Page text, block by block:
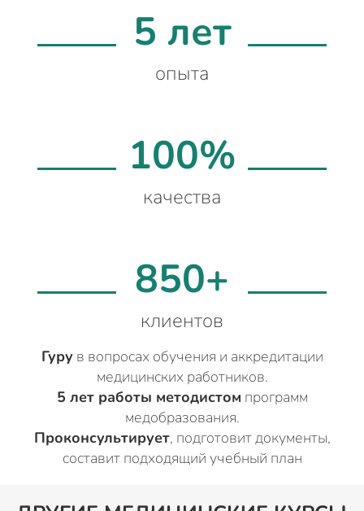
5 лет
опыта
100%
качества
850+
клиентов
Гуру в вопросах обучения и аккредитации
медицинских работников.
5 лет работы методистом программ
медобразования.
Проконсультирует, подготовит документы,
составит подходящий учебный план